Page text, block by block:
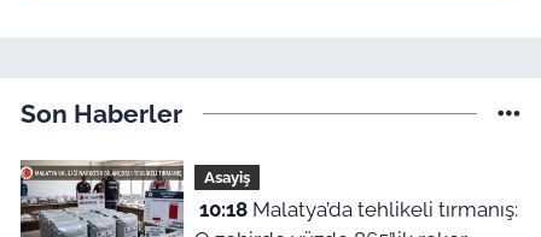
Son Haberler
Asayiş
10:18Malatya’da tehlikeli tırmanış: